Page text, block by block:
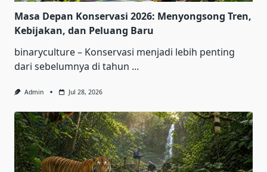
Masa Depan Konservasi 2026: Menyongsong Tren,
Kebijakan, dan Peluang Baru
binaryculture – Konservasi menjadi lebih penting
dari sebelumnya di tahun ...
Admin Jul 28, 2026